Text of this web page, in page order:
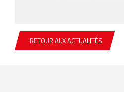
RETOUR AUX ACTUALITÉS